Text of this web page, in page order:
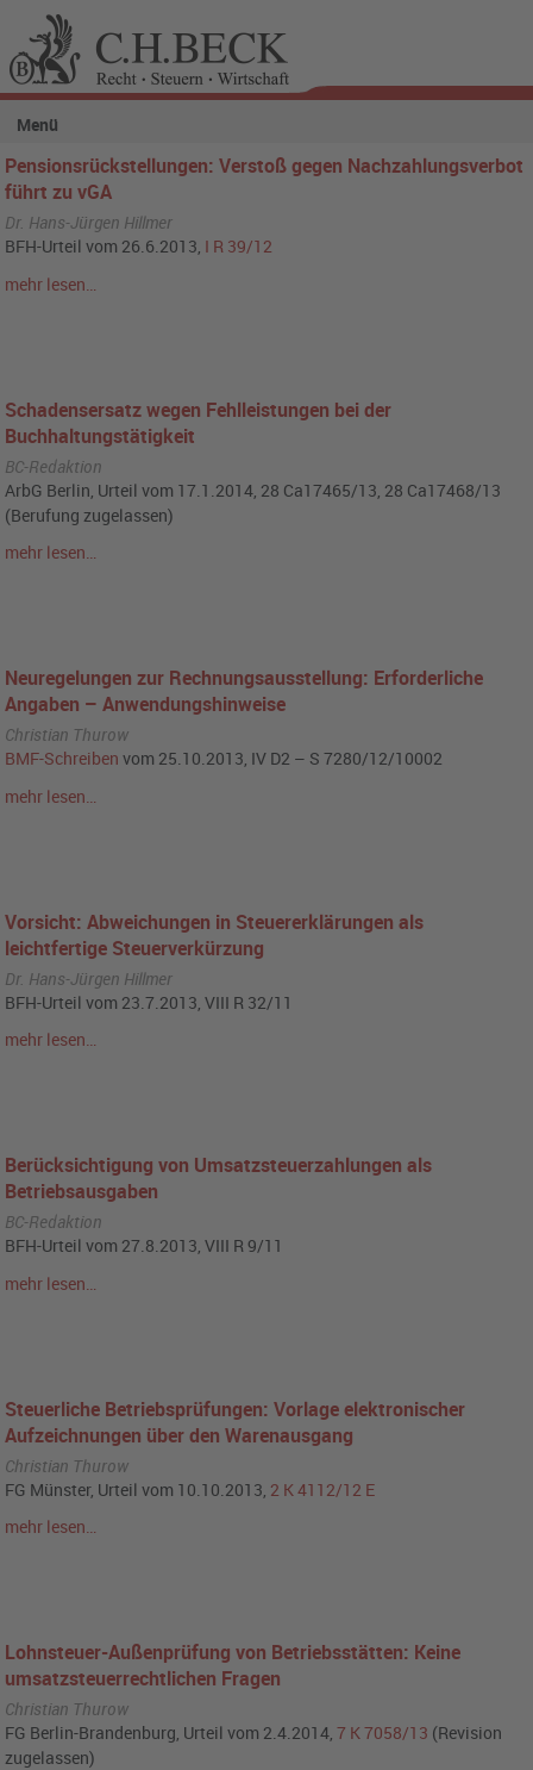
Menü
Pensionsrückstellungen: Verstoß gegen Nachzahlungsverbot
führt zu vGA
Dr. Hans-Jürgen Hillmer
BFH-Urteil vom 26.6.2013, I R 39/12
mehr lesen…
Schadensersatz wegen Fehlleistungen bei der
Buchhaltungstätigkeit
BC-Redaktion
ArbG Berlin, Urteil vom 17.1.2014, 28 Ca17465/13, 28 Ca17468/13
(Berufung zugelassen)
mehr lesen…
Neuregelungen zur Rechnungsausstellung: Erforderliche
Angaben – Anwendungshinweise
Christian Thurow
BMF-Schreiben vom 25.10.2013, IV D2 – S 7280/12/10002
mehr lesen…
Vorsicht: Abweichungen in Steuererklärungen als
leichtfertige Steuerverkürzung
Dr. Hans-Jürgen Hillmer
BFH-Urteil vom 23.7.2013, VIII R 32/11
mehr lesen…
Berücksichtigung von Umsatzsteuerzahlungen als
Betriebsausgaben
BC-Redaktion
BFH-Urteil vom 27.8.2013, VIII R 9/11
mehr lesen…
Steuerliche Betriebsprüfungen: Vorlage elektronischer
Aufzeichnungen über den Warenausgang
Christian Thurow
FG Münster, Urteil vom 10.10.2013, 2 K 4112/12 E
mehr lesen…
Lohnsteuer-Außenprüfung von Betriebsstätten: Keine
umsatzsteuerrechtlichen Fragen
Christian Thurow
FG Berlin-Brandenburg, Urteil vom 2.4.2014,7 K 7058/13 (Revision
zugelassen)